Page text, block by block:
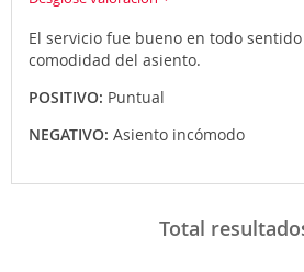
El servicio fue bueno en todo
comodidad del asiento.
POSITIVO: Puntual
NEGATIVO: Asiento incómodo
Total